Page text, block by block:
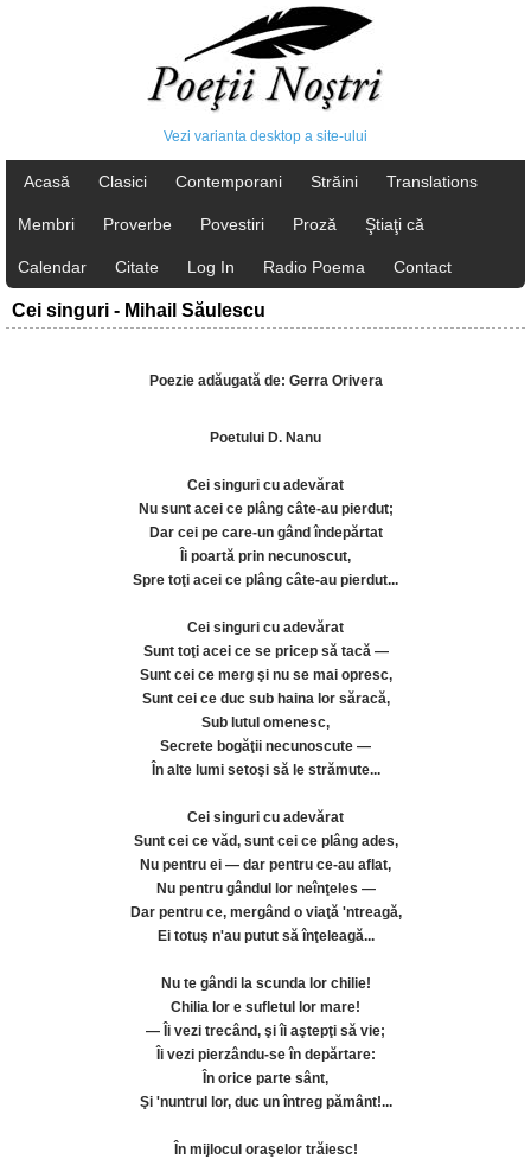
Vezi varianta desktop a site-ului
Acasă Clasici Contemporani Străini Translations
Membri Proverbe Povestiri Proză Ştiaţi că
Calendar Citate Log In Radio Poema Contact
Cei singuri - Mihail Săulescu
Poezie adăugată de: Gerra Orivera
Poetului D. Nanu
Cei singuri cu adevărat
Nu sunt acei ce plâng câte-au pierdut;
Dar cei pe care-un gând îndepărtat
Îi poartă prin necunoscut,
Spre toţi acei ce plâng câte-au pierdut...
Cei singuri cu adevărat
Sunt toţi acei ce se pricep să tacă —
Sunt cei ce merg şi nu se mai opresc,
Sunt cei ce duc sub haina lor săracă,
Sub lutul omenesc,
Secrete bogăţii necunoscute —
În alte lumi setoşi să le strămute...
Cei singuri cu adevărat
Sunt cei ce văd, sunt cei ce plâng ades,
Nu pentru ei — dar pentru ce-au aflat,
Nu pentru gândul lor neînţeles —
Dar pentru ce, mergând o viaţă 'ntreagă,
Ei totuş n'au putut să înţeleagă...
Nu te gândi la scunda lor chilie!
Chilia lor e sufletul lor mare!
— Îi vezi trecând, şi îi aştepţi să vie;
Îi vezi pierzându-se în depărtare:
În orice parte sânt,
Şi 'nuntrul lor, duc un întreg pământ!...
În mijlocul oraşelor trăiesc!